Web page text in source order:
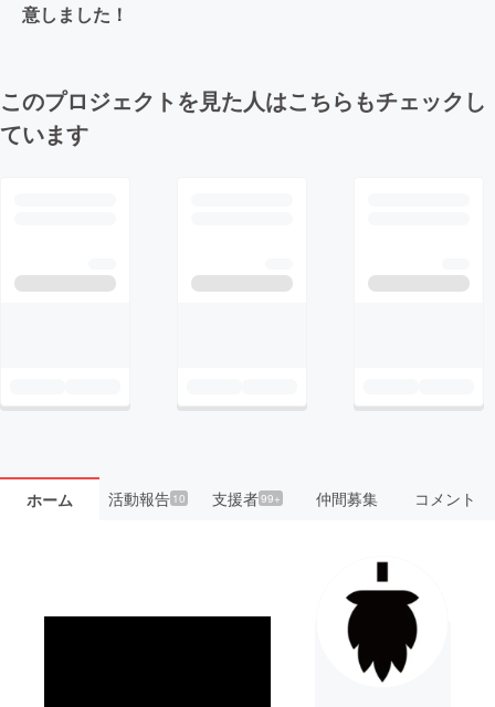
意しました！
このプロジェクトを見た人はこちらもチェックし
ています
ホーム 活動報告10 支援者99+ 仲間募集 コメント